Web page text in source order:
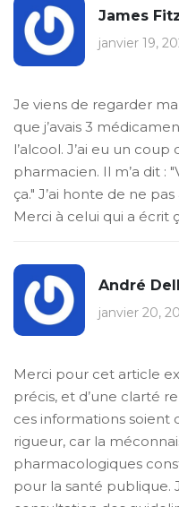
James
janvier 19,
Je viens de regarder
que j’avais 3
l’alcool. J’ai eu un
pharmacien. Il m’a dit :
ça." J’ai honte de ne
Merci à celui qui a écrit
André
janvier 20,
Merci pour cet article
précis, et d’une clarté
ces informations soient
rigueur, car la
pharmacologiques
pour la santé publique.